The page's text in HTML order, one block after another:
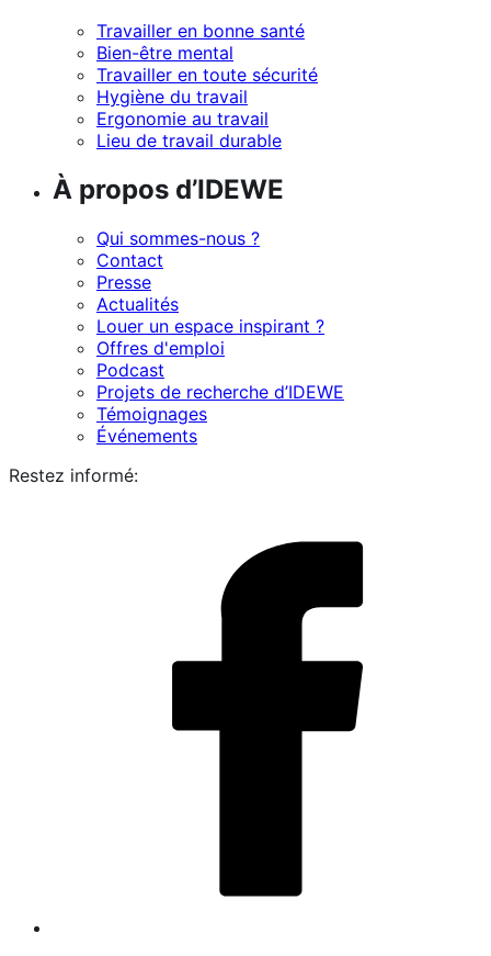
Travailler en bonne santé
Bien-être mental
Travailler en toute sécurité
Hygiène du travail
Ergonomie au travail
Lieu de travail durable
À propos d’IDEWE
Qui sommes-nous ?
Contact
Presse
Actualités
Louer un espace inspirant ?
Offres d'emploi
Podcast
Projets de recherche d’IDEWE
Témoignages
Événements
Restez informé: